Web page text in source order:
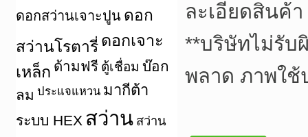
ดอกสว่านเจาะปูน ดอก
สว่านโรตารี่ ดอกเจาะ
เหล็ก ด้ามฟรี ตู้เชื่อม บ๊อก
ลม ประแจแหวน มากีต้า
ระบบ HEX สว่าน สว่าน
ละเอียดสินค้
**บริษัทไม่รับ
พลาด ภาพใ